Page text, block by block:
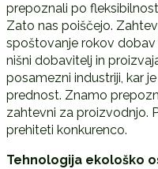
prepoznali po
Zato nas poiščejo.
spoštovanje rokov
nišni dobavitelj in
posamezni industriji, kar
prednost. Znamo
zahtevni za proizvodnjo.
prehiteti konkurenco.
Tehnologija ekološko